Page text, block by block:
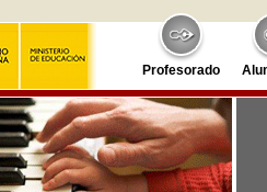
Profesorado